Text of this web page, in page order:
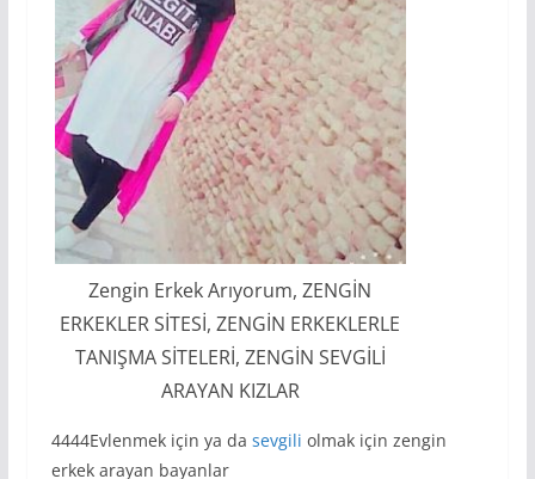
Zengin Erkek Arıyorum, ZENGİN
ERKEKLER SİTESİ, ZENGİN ERKEKLERLE
TANIŞMA SİTELERİ, ZENGİN SEVGİLİ
ARAYAN KIZLAR
4444Evlenmek için ya da sevgili olmak için zengin
erkek arayan bayanlar